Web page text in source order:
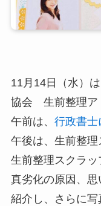
11月14日（水）
協会 生前整理ア
午前は、 行政書士
午後は、生前整理
生前整理スクラ
真劣化の原因、
紹介し、さらに